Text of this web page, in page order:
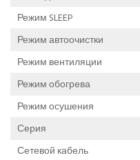
Режим SLEEP
Режим автоочистки
Режим вентиляции
Режим обогрева
Режим осушения
Серия
Сетевой кабель